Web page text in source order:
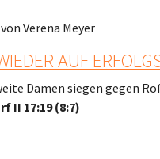
Verena Meyer
AUF
Damen siegen gegen
II 17:19 (8:7)